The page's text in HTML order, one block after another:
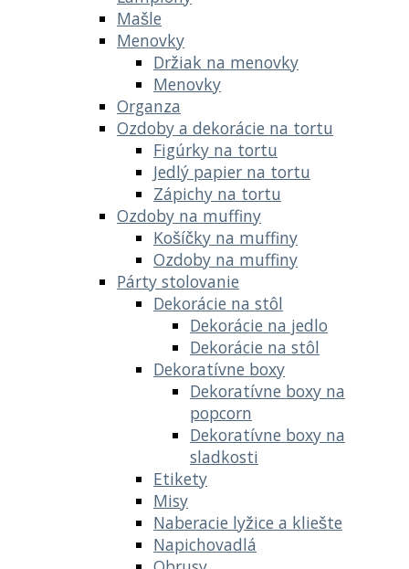
Mašle
Menovky
Držiak na menovky
Menovky
Organza
Ozdoby a dekorácie na tortu
Figúrky na tortu
Jedlý papier na tortu
Zápichy na tortu
Ozdoby na muffiny
Košíčky na muffiny
Ozdoby na muffiny
Párty stolovanie
Dekorácie na stôl
Dekorácie na jedlo
Dekorácie na stôl
Dekoratívne boxy
Dekoratívne boxy na
popcorn
Dekoratívne boxy na
sladkosti
Etikety
Misy
Naberacie lyžice a kliešte
Napichovadlá